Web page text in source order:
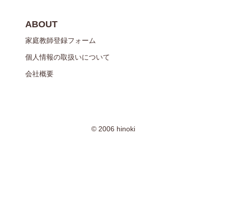
ABOUT
家庭教師登録フォーム
個人情報の取扱いについて
会社概要
© 2006 hinoki